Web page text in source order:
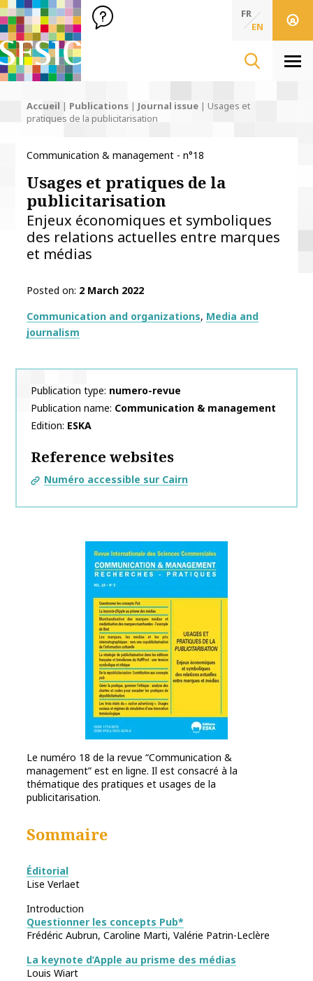
SFSIC Société Française des Sciences de l'Information & de
Société Française des Sciences de
FR
EN
Accueil | Publications | Journal issue | Usages et
pratiques de la publicitarisation
Communication & management - n°18
Usages et pratiques de la
publicitarisation
Enjeux économiques et symboliques
des relations actuelles entre marques
et médias
Posted on 2 March 2022
Thématiques
Communication and organizations Media and
journalism
Publication type numero-revue
Publication name Communication & management
Edition ESKA
Reference websites
Numéro accessible sur Cairn
Le numéro 18 de la revue “Communication &
management” est en ligne. Il est consacré à la
thématique des pratiques et usages de la
publicitarisation.
Sommaire
Éditorial
Lise Verlaet
Introduction
Questionner les concepts Pub*
Frédéric Aubrun, Caroline Marti, Valérie Patrin-Leclère
La keynote d’Apple au prisme des médias
Louis Wiart